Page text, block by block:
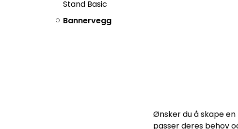
Stand Basic
Bannervegg
Ønsker du å skape
passer deres behov